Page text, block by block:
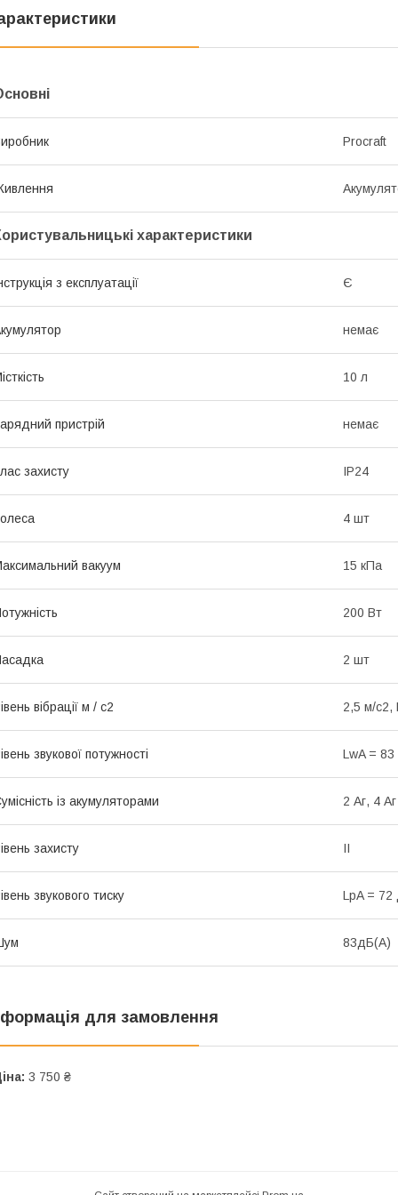
Procraft
характеристики
з експлуатації Є
немає
10 л
пристрій немає
захисту IP24
4 шт
вакуум 15 кПа
200 Вт
2 шт
вібрації м / с2 2,5 м/с2,
звукової потужності LwA =
із акумуляторами 2 Аг, 4 Аг
захисту II
звукового тиску LpA =
83дБ(А)
для замовлення
3 750 ₴